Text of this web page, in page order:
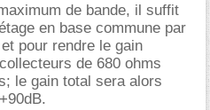
de bande, il suffit
en base commune par
pour rendre le gain
de 680 ohms
le gain total sera alors